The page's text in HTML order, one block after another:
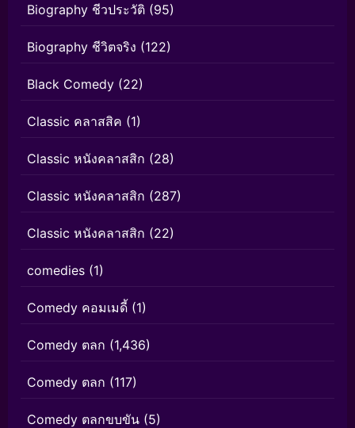
Biography ชีวประวัติ (95)
Biography ชีวิตจริง (122)
Black Comedy (22)
Classic คลาสสิค (1)
Classic หนังคลาสสิก (28)
Classic หนังคลาสสิก (287)
Classic หนังคลาสสิก (22)
comedies (1)
Comedy คอมเมดี้ (1)
Comedy ตลก (1,436)
Comedy ตลก (117)
Comedy ตลกขบขัน (5)